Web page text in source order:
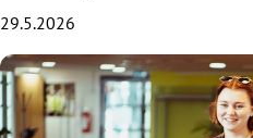
29.5.2026